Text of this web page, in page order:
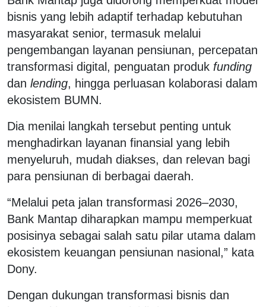
bisnis yang lebih adaptif terhadap kebutuhan
masyarakat senior, termasuk melalui
pengembangan layanan pensiunan, percepatan
transformasi digital, penguatan produk funding
dan lending, hingga perluasan kolaborasi dalam
ekosistem BUMN.
Dia menilai langkah tersebut penting untuk
menghadirkan layanan finansial yang lebih
menyeluruh, mudah diakses, dan relevan bagi
para pensiunan di berbagai daerah.
“Melalui peta jalan transformasi 2026–2030,
Bank Mantap diharapkan mampu memperkuat
posisinya sebagai salah satu pilar utama dalam
ekosistem keuangan pensiunan nasional,” kata
Dony.
Dengan dukungan transformasi bisnis dan